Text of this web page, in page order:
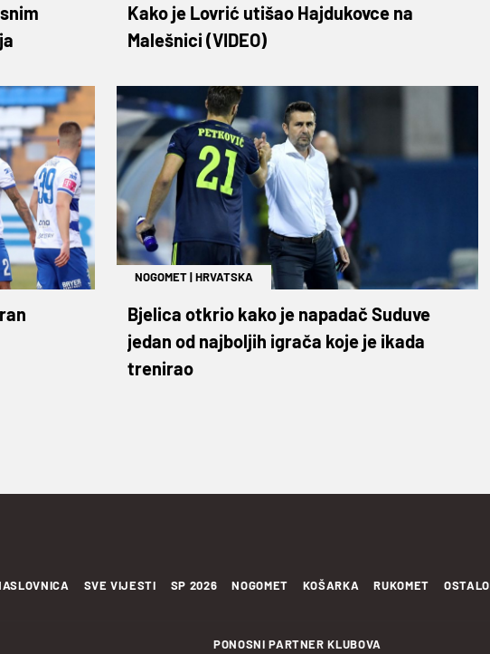
Kako je Lovrić utišao Hajdukovce na
Malešnici (VIDEO)
NOGOMET|HRVATSKA
Bjelica otkrio kako je napadač Suduve
jedan od najboljih igrača koje je ikada
trenirao
SVE VIJESTI SP 2026 NOGOMET KOŠARKA RUKOMET OSTALO
PONOSNI PARTNER KLUBOVA